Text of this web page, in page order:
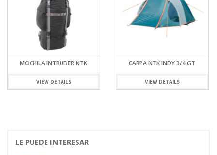
MOCHILA INTRUDER NTK
VIEW DETAILS
CARPA NTK INDY 3/4 GT
VIEW DETAILS
LE PUEDE INTERESAR